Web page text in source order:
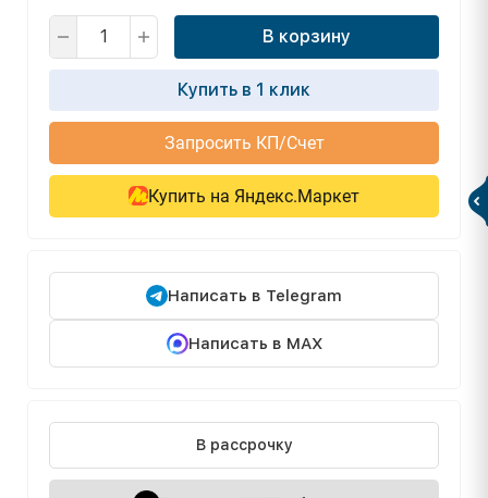
В корзину
Купить в 1 клик
Запросить КП/Счет
Купить на Яндекс.Маркет
Написать в Telegram
Написать в MAX
В рассрочку